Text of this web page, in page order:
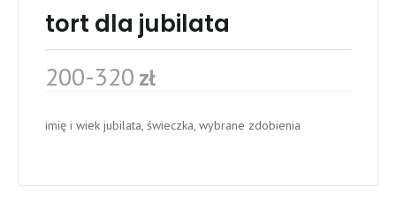
tort dla jubilata
200-320 zł
imię i wiek jubilata, świeczka, wybrane zdobienia